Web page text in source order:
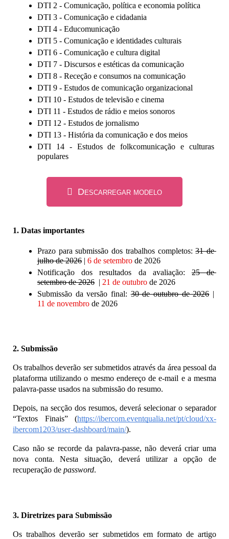
DTI 2 - Comunicação, política e economia política
DTI 3 - Comunicação e cidadania
DTI 4 - Educomunicação
DTI 5 - Comunicação e identidades culturais
DTI 6 - Comunicação e cultura digital
DTI 7 - Discursos e estéticas da comunicação
DTI 8 - Receção e consumos na comunicação
DTI 9 - Estudos de comunicação organizacional
DTI 10 - Estudos de televisão e cinema
DTI 11 - Estudos de rádio e meios sonoros
DTI 12 - Estudos de jornalismo
DTI 13 - História da comunicação e dos meios
DTI 14 - Estudos de folkcomunicação e culturas
populares
Descarregar modelo
1. Datas importantes
Prazo para submissão dos trabalhos completos: 31 de
julho de 2026 | 6 de setembro de 2026
Notificação dos resultados da avaliação: 25 de
setembro de 2026 | 21 de outubro de 2026
Submissão da versão final: 30 de outubro de 2026
11 de novembro de 2026
2. Submissão
Os trabalhos deverão ser submetidos através da área pessoal da
plataforma utilizando o mesmo endereço de e-mail e a mesma
palavra-passe usados na submissão do resumo.
Depois, na secção dos resumos, deverá selecionar o separador
“Textos Finais” (https://ibercom.eventqualia.net/pt/cloud/xx-
ibercom1203/user-dashboard/main/).
Caso não se recorde da palavra-passe, não deverá criar uma
nova conta. Nesta situação, deverá utilizar a opção de
recuperação de password.
3. Diretrizes para Submissão
Os trabalhos deverão ser submetidos em formato de artigo